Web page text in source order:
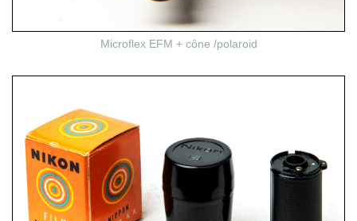
Microflex EFM + cône /polaroid